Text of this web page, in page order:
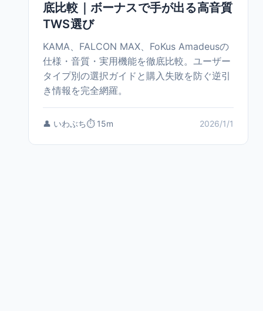
底比較｜ボーナスで手が出る高音質
TWS選び
KAMA、FALCON MAX、FoKus Amadeusの
仕様・音質・実用機能を徹底比較。ユーザー
タイプ別の選択ガイドと購入失敗を防ぐ逆引
き情報を完全網羅。
👤 いわぶち⏱️ 15m 2026/1/1